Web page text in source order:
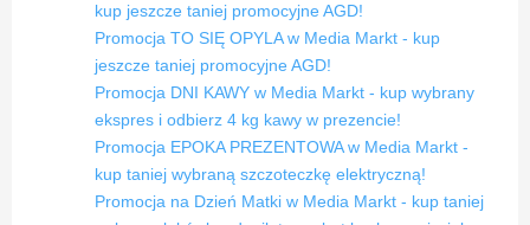
kup jeszcze taniej promocyjne AGD!
Promocja TO SIĘ OPYLA w Media Markt - kup
jeszcze taniej promocyjne AGD!
Promocja DNI KAWY w Media Markt - kup wybrany
ekspres i odbierz 4 kg kawy w prezencie!
Promocja EPOKA PREZENTOWA w Media Markt -
kup taniej wybraną szczoteczkę elektryczną!
Promocja na Dzień Matki w Media Markt - kup taniej